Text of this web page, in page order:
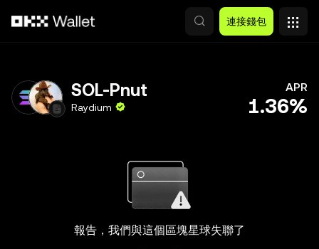
連接錢包
SOL-Pnut
Raydium
APR
1.36%
報告，我們與這個區塊星球失聯了